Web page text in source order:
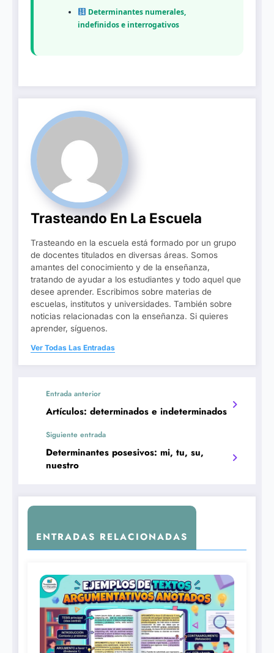
Determinantes numerales,
indefinidos e interrogativos
Trasteando En La Escuela
Trasteando en la escuela está formado por un grupo
de docentes titulados en diversas áreas. Somos
amantes del conocimiento y de la enseñanza,
tratando de ayudar a los estudiantes y todo aquel que
desee aprender. Escribimos sobre materias de
escuelas, institutos y universidades. También sobre
noticias relacionadas con la enseñanza. Si quieres
aprender, síguenos.
Ver Todas Las Entradas
Entrada anterior
Artículos: determinados e indeterminados
Siguiente entrada
Determinantes posesivos: mi, tu, su,
nuestro
ENTRADAS RELACIONADAS